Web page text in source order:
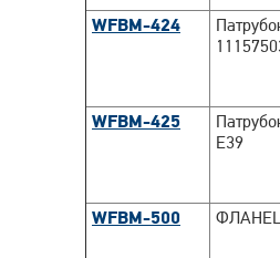
WFBM-424
WFBM-425
E39
WFBM-500